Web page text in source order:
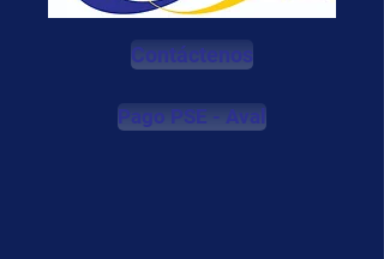
Contáctenos
Pago PSE - Aval